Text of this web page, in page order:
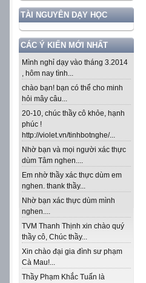
TÀI NGUYÊN DẠY HỌC
CÁC Ý KIẾN MỚI NHẤT
Mình nghỉ dạy vào tháng 3.2014
, hôm nay tình...
chào bạn! bạn có thể cho minh
hỏi mây câu...
20-10, chúc thầy cô khỏe, hạnh
phúc !
http://violet.vn/tinhbotnghe/...
Nhờ bạn và mọi người xác thực
dùm Tâm nghen....
Em nhờ thầy xác thực dùm em
nghen. thank thầy...
Nhờ bạn xác thực dùm mình
nghen....
TVM Thanh Thịnh xin chào quý
thầy cô, Chúc thầy...
Xin chào đại gia đình sư phạm
Cà Mau!...
Thầy Phạm Khắc Tuấn là